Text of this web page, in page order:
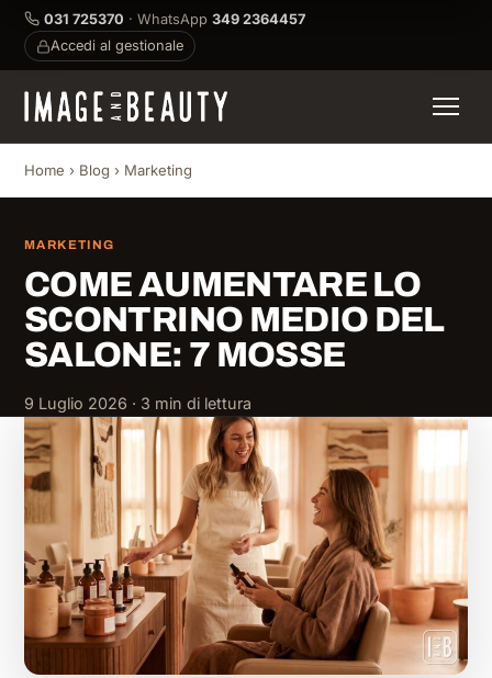
031 725370 · WhatsApp 349 2364457
Accedi al gestionale
Home › Blog › Marketing
MARKETING
COME AUMENTARE LO
SCONTRINO MEDIO DEL
SALONE: 7 MOSSE
9 Luglio 2026 · 3 min di lettura